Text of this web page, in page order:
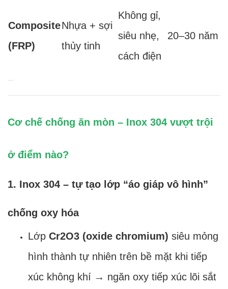
Composite
(FRP)
Nhựa + sợi
thủy tinh
Không gỉ,
siêu nhẹ,
cách điện
20–30 năm
Cơ chế chống ăn mòn – Inox 304 vượt trội
ở điểm nào?
1. Inox 304 – tự tạo lớp “áo giáp vô hình”
chống oxy hóa
Lớp Cr2O3 (oxide chromium) siêu mỏng
hình thành tự nhiên trên bề mặt khi tiếp
xúc không khí → ngăn oxy tiếp xúc lõi sắt